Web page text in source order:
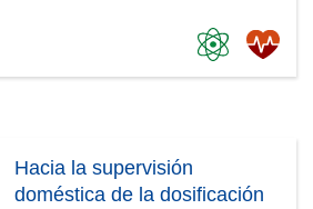
Hacia la supervisión
doméstica de la dosificación